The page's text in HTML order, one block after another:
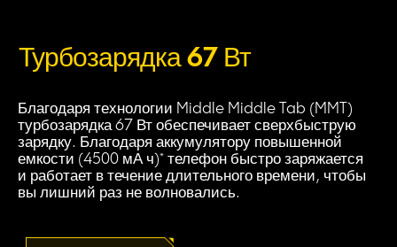
Турбозарядка 67 Вт
Благодаря технологии Middle Middle Tab (MMT)
турбозарядка 67 Вт обеспечивает сверхбыструю
зарядку. Благодаря аккумулятору повышенной
емкости (4500 мА ч)* телефон быстро заряжается
и работает в течение длительного времени, чтобы
вы лишний раз не волновались.